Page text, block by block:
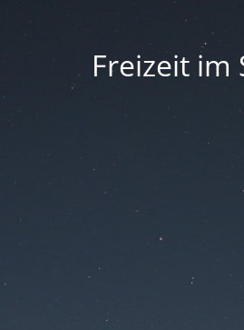
Freizeit im